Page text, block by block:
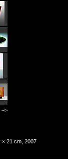
–>
× 21 cm, 2007